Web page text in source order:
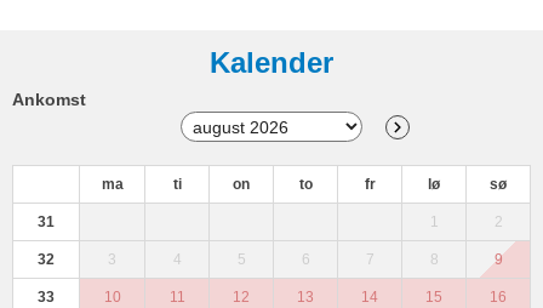
Kalender
Ankomst
ma ti on to fr lø sø
31 1 2
32 3 4 5 6 7 8 9
33 10 11 12 13 14 15 16